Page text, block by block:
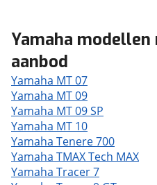
Yamaha
aanbod
Yamaha MT 07
Yamaha MT 09
Yamaha MT 09 SP
Yamaha MT 10
Yamaha Tenere 700
Yamaha TMAX Tech MAX
Yamaha Tracer 7